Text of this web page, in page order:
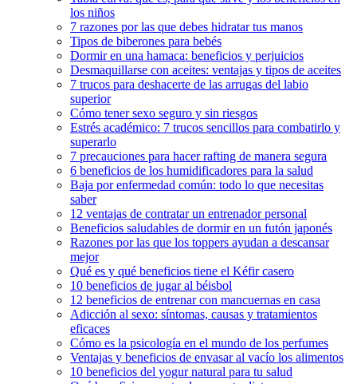
los niños
7 razones por las que debes hidratar tus manos
Tipos de biberones para bebés
Dormir en una hamaca: beneficios y perjuicios
Desmaquillarse con aceites: ventajas y tipos de aceites
7 trucos para deshacerte de las arrugas del labio
superior
Cómo tener sexo seguro y sin riesgos
Estrés académico: 7 trucos sencillos para combatirlo y
superarlo
7 precauciones para hacer rafting de manera segura
6 beneficios de los humidificadores para la salud
Baja por enfermedad común: todo lo que necesitas
saber
12 ventajas de contratar un entrenador personal
Beneficios saludables de dormir en un futón japonés
Razones por las que los toppers ayudan a descansar
mejor
Qué es y qué beneficios tiene el Kéfir casero
10 beneficios de jugar al béisbol
12 beneficios de entrenar con mancuernas en casa
Adicción al sexo: síntomas, causas y tratamientos
eficaces
Cómo es la psicología en el mundo de los perfumes
Ventajas y beneficios de envasar al vacío los alimentos
10 beneficios del yogur natural para tu salud